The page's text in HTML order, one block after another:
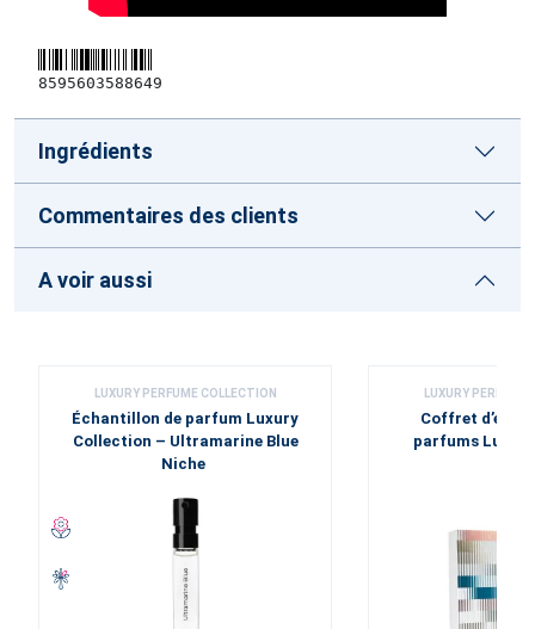
8595603588649
Ingrédients
Commentaires des clients
A voir aussi
LUXURY PERFUME COLLECTION
Échantillon de parfum Luxury
Collection – Ultramarine Blue
Niche
LUXURY
Coffret
parfums